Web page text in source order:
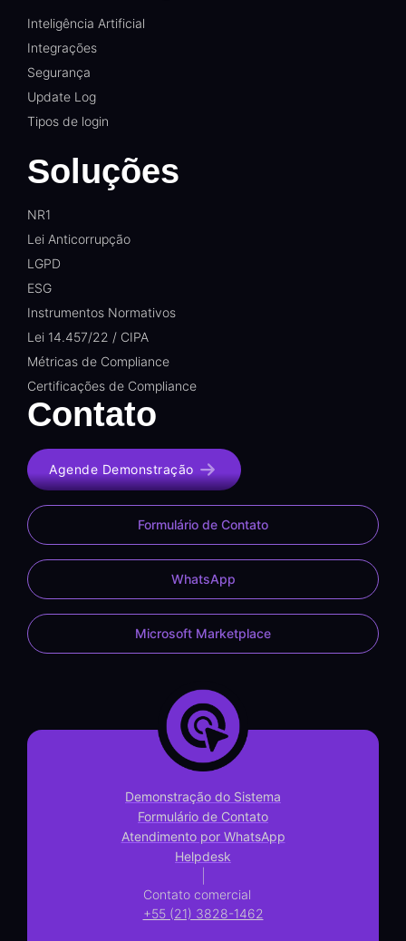
Inteligência Artificial
Integrações
Segurança
Update Log
Tipos de login
Soluções
NR1
Lei Anticorrupção
LGPD
ESG
Instrumentos Normativos
Lei 14.457/22 / CIPA
Métricas de Compliance
Certificações de Compliance
Contato
Agende Demonstração
Formulário de Contato
WhatsApp
Microsoft Marketplace
Demonstração do Sistema
Formulário de Contato
Atendimento por WhatsApp
Helpdesk
Contato comercial
+55 (21) 3828-1462